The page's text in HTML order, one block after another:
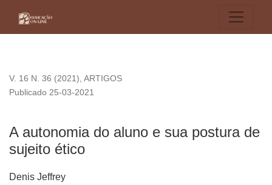
V. 16 N. 36 (2021), ARTIGOS
A autonomia do aluno e sua postura de
sujeito ético
Publicado 25-03-2021
Denis Jeffrey